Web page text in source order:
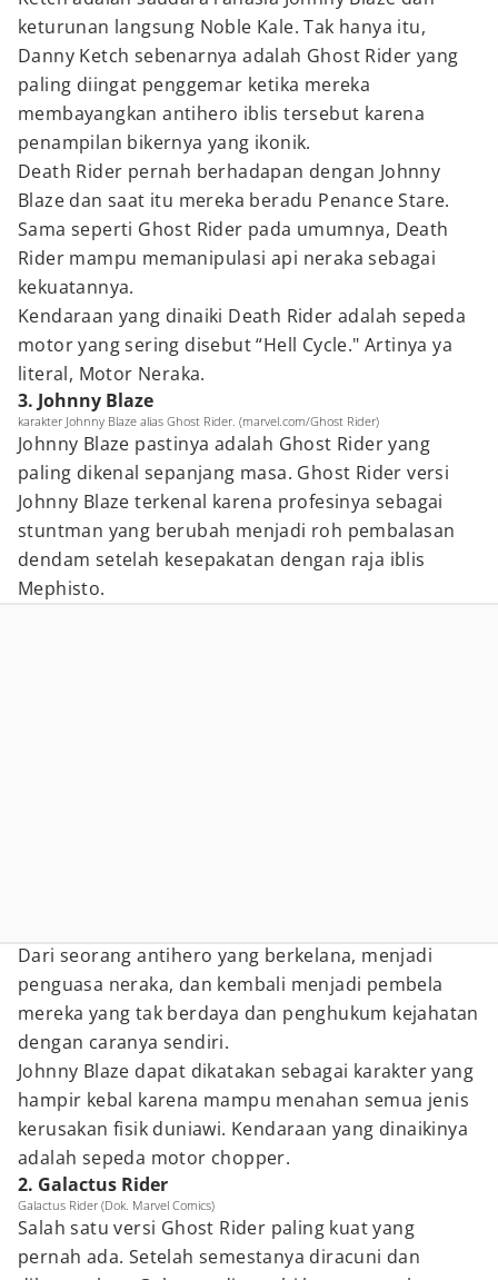
keturunan langsung Noble Kale. Tak hanya itu,
Danny Ketch sebenarnya adalah Ghost Rider yang
paling diingat penggemar ketika mereka
membayangkan antihero iblis tersebut karena
penampilan bikernya yang ikonik.
Death Rider pernah berhadapan dengan Johnny
Blaze dan saat itu mereka beradu Penance Stare.
Sama seperti Ghost Rider pada umumnya, Death
Rider mampu memanipulasi api neraka sebagai
kekuatannya.
Kendaraan yang dinaiki Death Rider adalah sepeda
motor yang sering disebut “Hell Cycle." Artinya ya
literal, Motor Neraka.
3. Johnny Blaze
karakter Johnny Blaze alias Ghost Rider. (marvel.com/Ghost Rider)
Johnny Blaze pastinya adalah Ghost Rider yang
paling dikenal sepanjang masa. Ghost Rider versi
Johnny Blaze terkenal karena profesinya sebagai
stuntman yang berubah menjadi roh pembalasan
dendam setelah kesepakatan dengan raja iblis
Mephisto.
Dari seorang antihero yang berkelana, menjadi
penguasa neraka, dan kembali menjadi pembela
mereka yang tak berdaya dan penghukum kejahatan
dengan caranya sendiri.
Johnny Blaze dapat dikatakan sebagai karakter yang
hampir kebal karena mampu menahan semua jenis
kerusakan fisik duniawi. Kendaraan yang dinaikinya
adalah sepeda motor chopper.
2. Galactus Rider
Galactus Rider (Dok. Marvel Comics)
Salah satu versi Ghost Rider paling kuat yang
pernah ada. Setelah semestanya diracuni dan